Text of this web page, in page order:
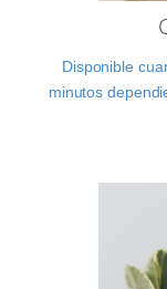
Disponible
minutos